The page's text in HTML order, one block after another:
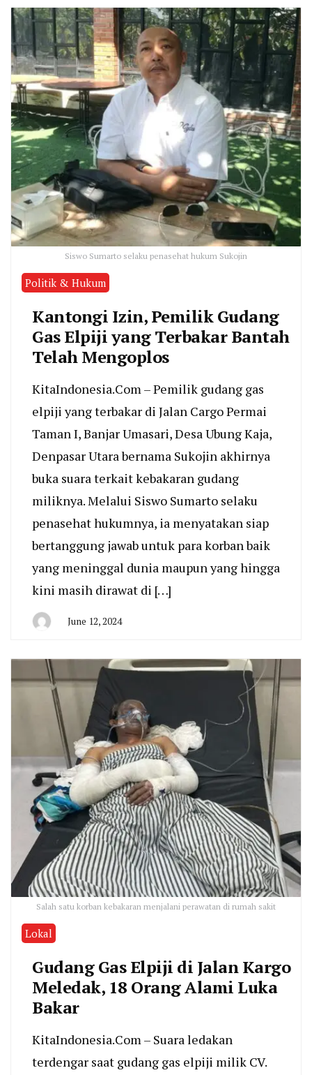
Siswo Sumarto selaku penasehat hukum Sukojin
Politik & Hukum
Kantongi Izin, Pemilik Gudang
Gas Elpiji yang Terbakar Bantah
Telah Mengoplos
KitaIndonesia.Com – Pemilik gudang gas
elpiji yang terbakar di Jalan Cargo Permai
Taman I, Banjar Umasari, Desa Ubung Kaja,
Denpasar Utara bernama Sukojin akhirnya
buka suara terkait kebakaran gudang
miliknya. Melalui Siswo Sumarto selaku
penasehat hukumnya, ia menyatakan siap
bertanggung jawab untuk para korban baik
yang meninggal dunia maupun yang hingga
kini masih dirawat di […]
June 12, 2024
Salah satu korban kebakaran menjalani perawatan di rumah sakit
Lokal
Gudang Gas Elpiji di Jalan Kargo
Meledak, 18 Orang Alami Luka
Bakar
KitaIndonesia.Com – Suara ledakan
terdengar saat gudang gas elpiji milik CV.